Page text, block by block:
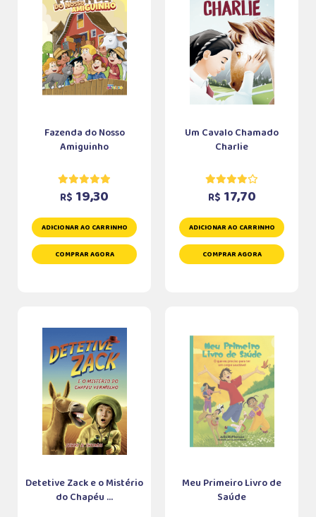
Fazenda do Nosso
Amiguinho
R$ 19,30
ADICIONAR AO CARRINHO
COMPRAR AGORA
Um Cavalo Chamado
Charlie
R$ 17,70
ADICIONAR AO CARRINHO
COMPRAR AGORA
Detetive Zack e o Mistério
do Chapéu ...
Meu Primeiro Livro de
Saúde